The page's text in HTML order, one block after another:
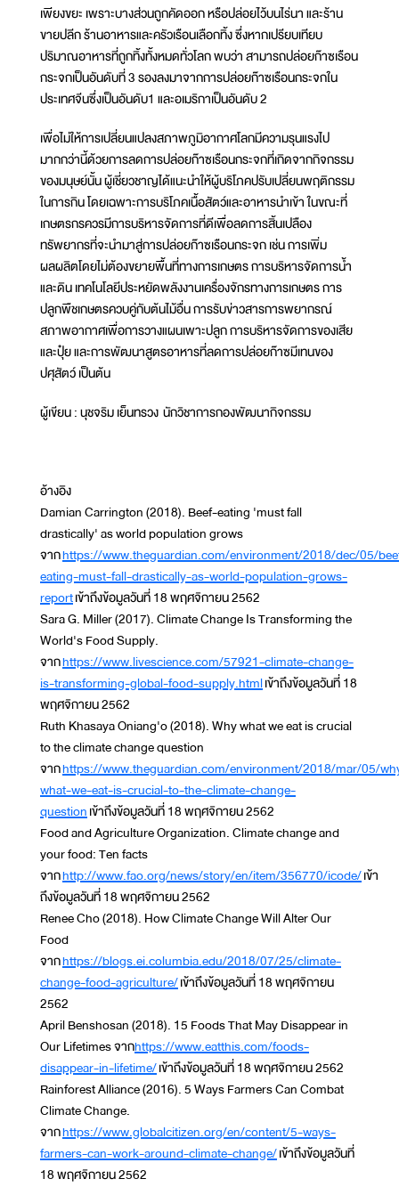
เพียงขยะ เพราะบางส่วนถูกคัดออก หรือปล่อยไว้บนไร่นา และร้าน
ขายปลีก ร้านอาหารและครัวเรือนเลือกทิ้ง ซึ่งหากเปรียบเทียบ
ปริมาณอาหารที่ถูกทิ้งทั้งหมดทั่วโลก พบว่า สามารถปล่อยก๊าซเรือน
กระจกเป็นอันดับที่ 3 รองลงมาจากการปล่อยก๊าซเรือนกระจกใน
ประเทศจีนซึ่งเป็นอันดับ1 และอเมริกาเป็นอันดับ 2
เพื่อไม่ให้การเปลี่ยนแปลงสภาพภูมิอากาศโลกมีความรุนแรงไป
มากกว่านี้ด้วยการลดการปล่อยก๊าซเรือนกระจกที่เกิดจากกิจกรรม
ของมนุษย์นั้น ผู้เชี่ยวชาญได้แนะนำให้ผู้บริโภคปรับเปลี่ยนพฤติกรรม
ในการกิน โดยเฉพาะการบริโภคเนื้อสัตว์และอาหารนำเข้า ในขณะที่
เกษตรกรควรมีการบริหารจัดการที่ดีเพื่อลดการสิ้นเปลือง
ทรัพยากรที่จะนำมาสู่การปล่อยก๊าซเรือนกระจก เช่น การเพิ่ม
ผลผลิตโดยไม่ต้องขยายพื้นที่ทางการเกษตร การบริหารจัดการน้ำ
และดิน เทคโนโลยีประหยัดพลังงานเครื่องจักรทางการเกษตร การ
ปลูกพืชเกษตรควบคู่กับต้นไม้อื่น การรับข่าวสารการพยากรณ์
สภาพอากาศเพื่อการวางแผนเพาะปลูก การบริหารจัดการของเสีย
และปุ๋ย และการพัฒนาสูตรอาหารที่ลดการปล่อยก๊าซมีเทนของ
ปศุสัตว์ เป็นต้น
ผู้เขียน : นุชจริม เย็นทรวง นักวิชาการกองพัฒนากิจกรรม
อ้างอิง
Damian Carrington (2018). Beef-eating 'must fall
drastically' as world population grows
จากhttps://www.theguardian.com/environment/2018/dec/05/
eating-must-fall-drastically-as-world-population-grows-
reportเข้าถึงข้อมูลวันที่ 18 พฤศจิกายน 2562
Sara G. Miller (2017). Climate Change Is Transforming the
World's Food Supply.
จากhttps://www.livescience.com/57921-climate-change-
is-transforming-global-food-supply.htmlเข้าถึงข้อมูลวันที่ 18
พฤศจิกายน 2562
Ruth Khasaya Oniang'o (2018). Why what we eat is crucial
to the climate change question
จากhttps://www.theguardian.com/environment/2018/mar/05/
what-we-eat-is-crucial-to-the-climate-change-
questionเข้าถึงข้อมูลวันที่ 18 พฤศจิกายน 2562
Food and Agriculture Organization. Climate change and
your food: Ten facts
จากhttp://www.fao.org/news/story/en/item/356770/icode/เข้า
ถึงข้อมูลวันที่ 18 พฤศจิกายน 2562
Renee Cho (2018). How Climate Change Will Alter Our
Food
จากhttps://blogs.ei.columbia.edu/2018/07/25/climate-
change-food-agriculture/เข้าถึงข้อมูลวันที่ 18 พฤศจิกายน
2562
April Benshosan (2018). 15 Foods That May Disappear in
Our Lifetimes จากhttps://www.eatthis.com/foods-
disappear-in-lifetime/เข้าถึงข้อมูลวันที่ 18 พฤศจิกายน 2562
Rainforest Alliance (2016). 5 Ways Farmers Can Combat
Climate Change.
จากhttps://www.globalcitizen.org/en/content/5-ways-
farmers-can-work-around-climate-change/เข้าถึงข้อมูลวันที่
18 พฤศจิกายน 2562